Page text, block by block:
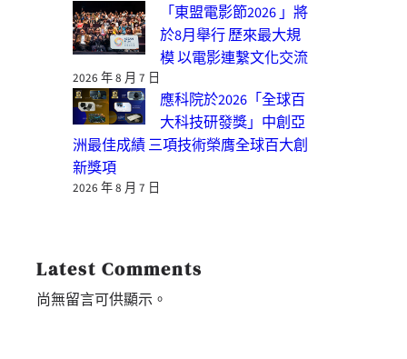
「東盟電影節2026 」將
於8月舉行 歷來最大規
模 以電影連繫文化交流
2026 年 8 月 7 日
應科院於2026「全球百
大科技研發獎」中創亞
洲最佳成績 三項技術榮膺全球百大創
新獎項
2026 年 8 月 7 日
Latest Comments
尚無留言可供顯示。